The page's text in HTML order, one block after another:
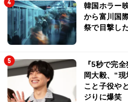
韓国ホラー
から富川国
祭で目撃し
『5秒で完
岡大毅、“
こと子役や
ジりに爆笑